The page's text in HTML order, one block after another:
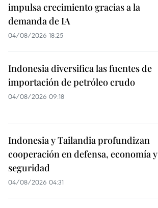
impulsa crecimiento gracias a la
demanda de IA
04/08/2026 18:25
Indonesia diversifica las fuentes de
importación de petróleo crudo
04/08/2026 09:18
Indonesia y Tailandia profundizan
cooperación en defensa, economía y
seguridad
04/08/2026 04:31